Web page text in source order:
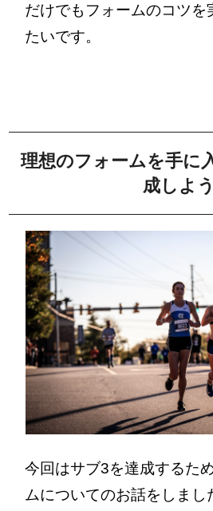
だけでもフォームのコツを
たいです。
理想のフォームを手に
成しよう
今回はサブ3を達成するた
ムについてのお話をしまし